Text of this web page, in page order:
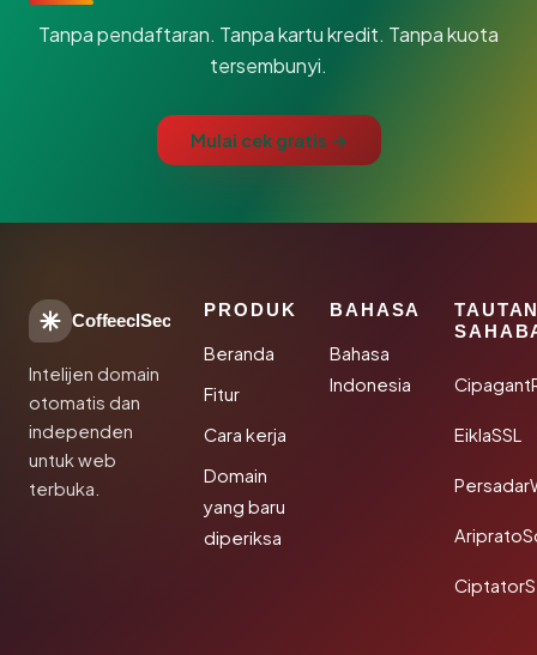
Tanpa pendaftaran. Tanpa kartu kredit. Tanpa kuota
tersembunyi.
Mulai cek gratis →
CoffeeclSec
Intelijen domain
otomatis dan
independen
untuk web
terbuka.
PRODUK
Beranda
Fitur
Cara kerja
Domain
yang baru
diperiksa
BAHASA
Bahasa
Indonesia
EiklaSSL